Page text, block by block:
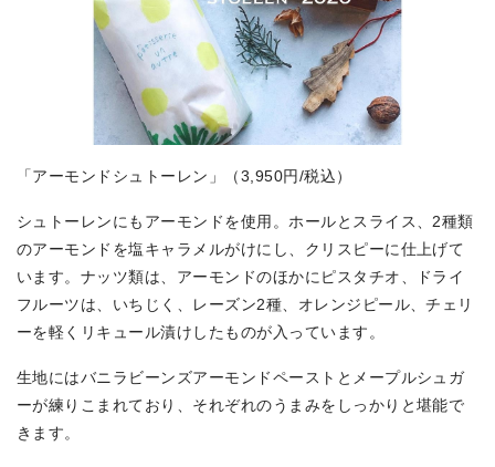
「アーモンドシュトーレン」（3,950円/税込）
シュトーレンにもアーモンドを使用。ホールとスライス、2種類
のアーモンドを塩キャラメルがけにし、クリスピーに仕上げて
います。ナッツ類は、アーモンドのほかにピスタチオ、ドライ
フルーツは、いちじく、レーズン2種、オレンジピール、チェリ
ーを軽くリキュール漬けしたものが入っています。
生地にはバニラビーンズアーモンドペーストとメープルシュガ
ーが練りこまれており、それぞれのうまみをしっかりと堪能で
きます。